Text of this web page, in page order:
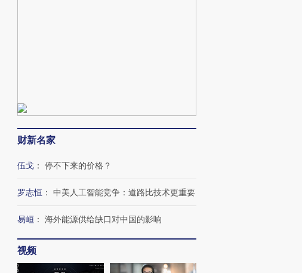
财新名家
伍戈 ： 停不下来的价格？
罗志恒 ： 中美人工智能竞争：道路比技术更重要
易峘 ： 海外能源供给缺口对中国的影响
视频